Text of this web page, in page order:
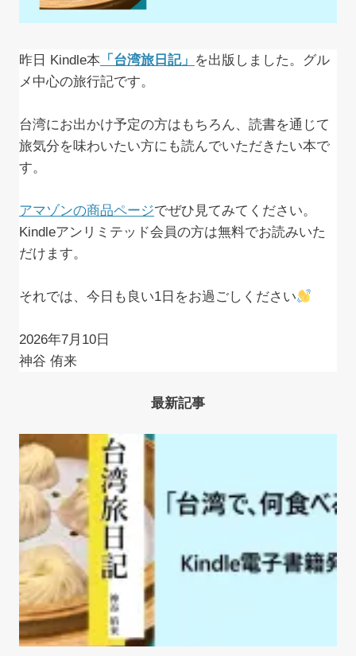
昨日 Kindle本 「台湾旅日記」 を出版しました。グル
メ中心の旅行記です。
台湾にお出かけ予定の方はもちろん、読書を通じて
旅気分を味わいたい方にも読んでいただきたい本で
す。
アマゾンの商品ページでぜひ見てみてください。
Kindleアンリミテッド会員の方は無料でお読みいた
だけます。
それでは、今日も良い1日をお過ごしください
2026年7月10日
神谷 侑来
最新記事